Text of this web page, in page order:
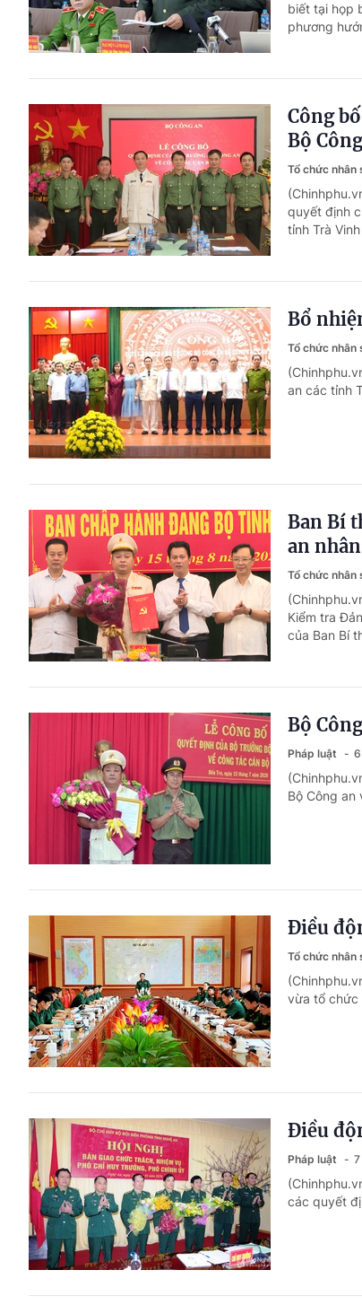
biết tại họp
phương
Công
Bộ
Tổ chức nhân
quyết định
tỉnh Trà
Bổ
Tổ chức nhân
an các tỉnh
Ban Bí
an
Tổ chức nhân
Kiểm tra
của Ban Bí
Bộ
Pháp luật
Bộ Công an
Điều
Tổ chức nhân
vừa tổ chức
Điều
Pháp luật
các quyết